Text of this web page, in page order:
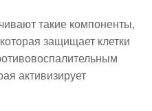
такие компоненты,
защищает клетки
активизирует